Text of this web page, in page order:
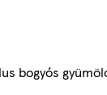
bogyós